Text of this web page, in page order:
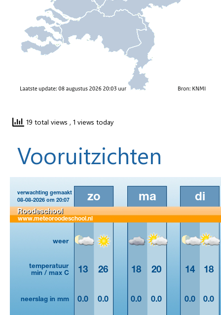
19 total views , 1 views today
Vooruitzichten